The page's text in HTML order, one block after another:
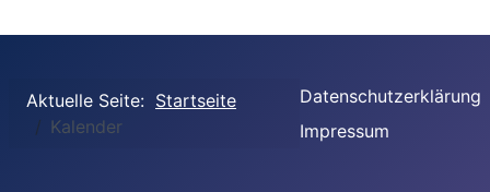
Aktuelle Seite: Startseite
Kalender
Datenschutzerklärung
Impressum